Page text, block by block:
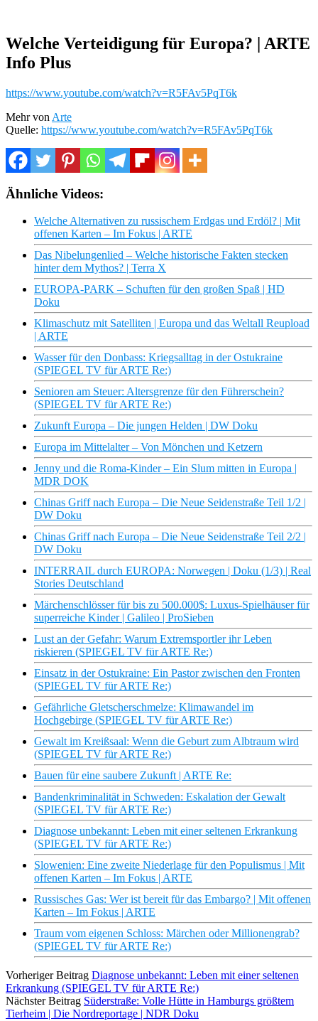
Welche Verteidigung für Europa? | ARTE
Info Plus
https://www.youtube.com/watch?v=R5FAv5PqT6k
Mehr von Arte
Quelle: https://www.youtube.com/watch?v=R5FAv5PqT6k
Ähnliche Videos:
Welche Alternativen zu russischem Erdgas und Erdöl? | Mit
offenen Karten – Im Fokus | ARTE
Das Nibelungenlied – Welche historische Fakten stecken
hinter dem Mythos? | Terra X
EUROPA-PARK – Schuften für den großen Spaß | HD
Doku
Klimaschutz mit Satelliten | Europa und das Weltall Reupload
| ARTE
Wasser für den Donbass: Kriegsalltag in der Ostukraine
(SPIEGEL TV für ARTE Re:)
Senioren am Steuer: Altersgrenze für den Führerschein?
(SPIEGEL TV für ARTE Re:)
Zukunft Europa – Die jungen Helden | DW Doku
Europa im Mittelalter – Von Mönchen und Ketzern
Jenny und die Roma-Kinder – Ein Slum mitten in Europa |
MDR DOK
Chinas Griff nach Europa – Die Neue Seidenstraße Teil 1/2 |
DW Doku
Chinas Griff nach Europa – Die Neue Seidenstraße Teil 2/2 |
DW Doku
INTERRAIL durch EUROPA: Norwegen | Doku (1/3) | Real
Stories Deutschland
Märchenschlösser für bis zu 500.000$: Luxus-Spielhäuser für
superreiche Kinder | Galileo | ProSieben
Lust an der Gefahr: Warum Extremsportler ihr Leben
riskieren (SPIEGEL TV für ARTE Re:)
Einsatz in der Ostukraine: Ein Pastor zwischen den Fronten
(SPIEGEL TV für ARTE Re:)
Gefährliche Gletscherschmelze: Klimawandel im
Hochgebirge (SPIEGEL TV für ARTE Re:)
Gewalt im Kreißsaal: Wenn die Geburt zum Albtraum wird
(SPIEGEL TV für ARTE Re:)
Bauen für eine saubere Zukunft | ARTE Re:
Bandenkriminalität in Schweden: Eskalation der Gewalt
(SPIEGEL TV für ARTE Re:)
Diagnose unbekannt: Leben mit einer seltenen Erkrankung
(SPIEGEL TV für ARTE Re:)
Slowenien: Eine zweite Niederlage für den Populismus | Mit
offenen Karten – Im Fokus | ARTE
Russisches Gas: Wer ist bereit für das Embargo? | Mit offenen
Karten – Im Fokus | ARTE
Traum vom eigenen Schloss: Märchen oder Millionengrab?
(SPIEGEL TV für ARTE Re:)
Vorheriger Beitrag Diagnose unbekannt: Leben mit einer seltenen
Erkrankung (SPIEGEL TV für ARTE Re:)
Nächster Beitrag Süderstraße: Volle Hütte in Hamburgs größtem
Tierheim | Die Nordreportage | NDR Doku